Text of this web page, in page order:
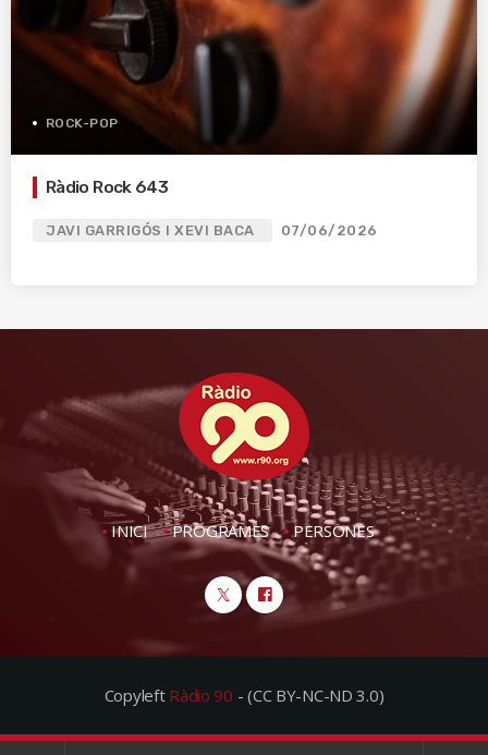
ROCK-POP
Ràdio Rock 643
JAVI GARRIGÓS I XEVI BACA 07/06/2026
INICI PROGRAMES PERSONES
Copyleft Ràdio 90 - (CC BY-NC-ND 3.0)